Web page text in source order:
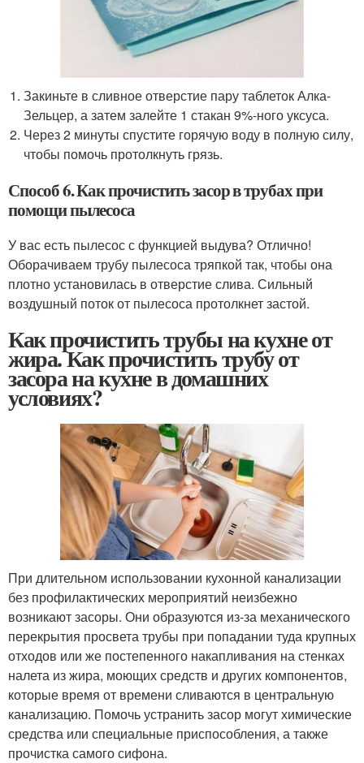
Закиньте в сливное отверстие пару таблеток Алка-
Зельцер, а затем залейте 1 стакан 9%-ного уксуса.
Через 2 минуты спустите горячую воду в полную силу,
чтобы помочь протолкнуть грязь.
Способ 6. Как прочистить засор в трубах при
помощи пылесоса
У вас есть пылесос с функцией выдува? Отлично!
Оборачиваем трубу пылесоса тряпкой так, чтобы она
плотно установилась в отверстие слива. Сильный
воздушный поток от пылесоса протолкнет застой.
Как прочистить трубы на кухне от
жира. Как прочистить трубу от
засора на кухне в домашних
условиях?
При длительном использовании кухонной канализации
без профилактических мероприятий неизбежно
возникают засоры. Они образуются из-за механического
перекрытия просвета трубы при попадании туда крупных
отходов или же постепенного накапливания на стенках
налета из жира, моющих средств и других компонентов,
которые время от времени сливаются в центральную
канализацию. Помочь устранить засор могут химические
средства или специальные приспособления, а также
прочистка самого сифона.